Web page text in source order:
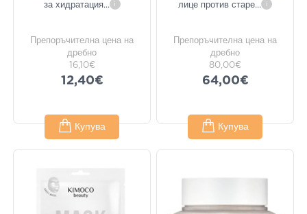
за хидратация... i
Препоръчителна цена на
дребно
16,10€
12,40€
Купува
лице против старе... i
Препоръчителна цена на
дребно
80,00€
64,00€
Купува